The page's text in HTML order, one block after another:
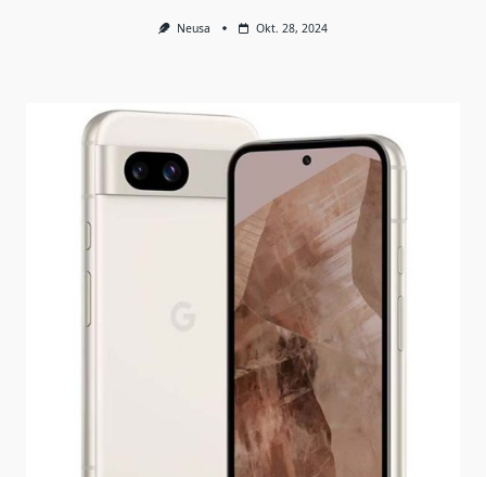
Neusa Okt. 28, 2024